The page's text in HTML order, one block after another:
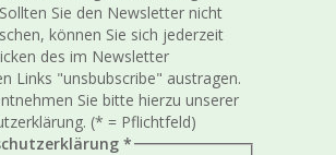
Sie den Newsletter nicht
können Sie sich jederzeit
des im Newsletter
Links "unsbubscribe" austragen.
Sie bitte hierzu unserer
(* = Pflichtfeld)
*